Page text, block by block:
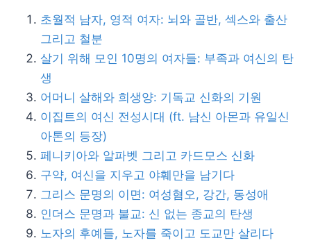
초월적 남자, 영적 여자: 뇌와 골반, 섹스와 출산
그리고 철분
살기 위해 모인 10명의 여자들: 부족과 여신의 탄
생
어머니 살해와 희생양: 기독교 신화의 기원
이집트의 여신 전성시대 (ft. 남신 아몬과 유일신
아톤의 등장)
페니키아와 알파벳 그리고 카드모스 신화
구약, 여신을 지우고 야훼만을 남기다
그리스 문명의 이면: 여성혐오, 강간, 동성애
인더스 문명과 불교: 신 없는 종교의 탄생
노자의 후예들, 노자를 죽이고 도교만 살리다